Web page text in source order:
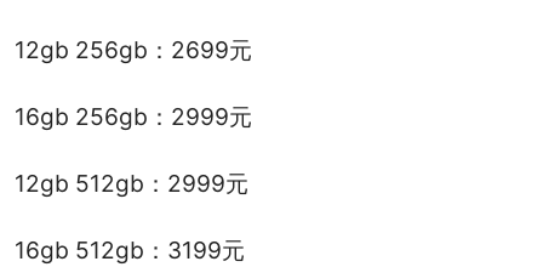
12gb 256gb：2699元
16gb 256gb：2999元
12gb 512gb：2999元
16gb 512gb：3199元